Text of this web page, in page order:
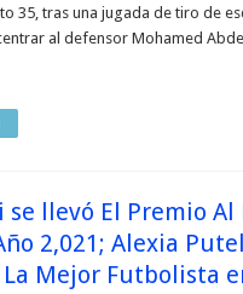
35, tras una jugada de tiro de
al defensor Mohamed
se llevó El Premio
2,021; Alexia
Mejor Futbolista